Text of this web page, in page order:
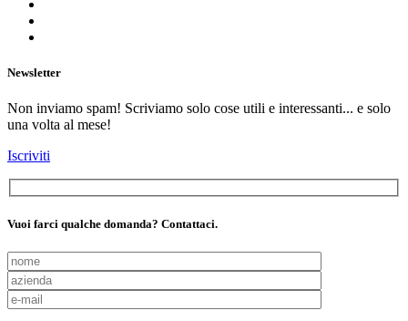
Newsletter
Non inviamo spam! Scriviamo solo cose utili e interessanti... e solo
una volta al mese!
Iscriviti
Vuoi farci qualche domanda? Contattaci.